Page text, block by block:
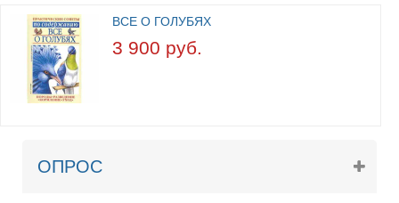
ВСЕ О ГОЛУБЯХ
3 900 руб.
ОПРОС